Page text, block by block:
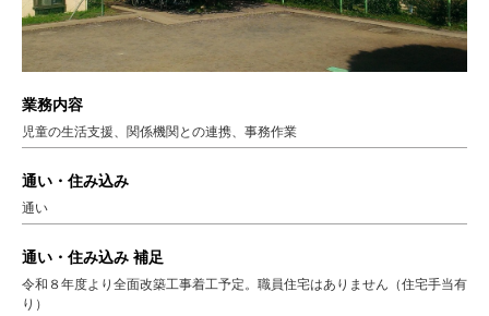
業務内容
児童の生活支援、関係機関との連携、事務作業
通い・住み込み
通い
通い・住み込み 補足
令和８年度より全面改築工事着工予定。職員住宅はありません（住宅手当有
り）